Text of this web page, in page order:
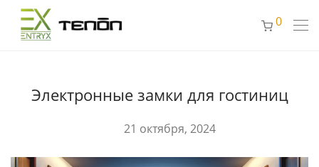
0
Электронные замки для гостиниц
21 октября, 2024